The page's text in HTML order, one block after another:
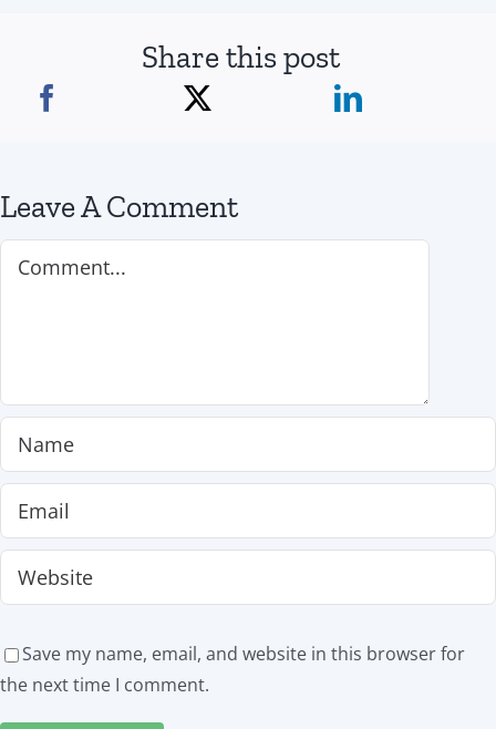
Share this post
Leave A Comment
Save my name, email, and website in this browser for
the next time I comment.